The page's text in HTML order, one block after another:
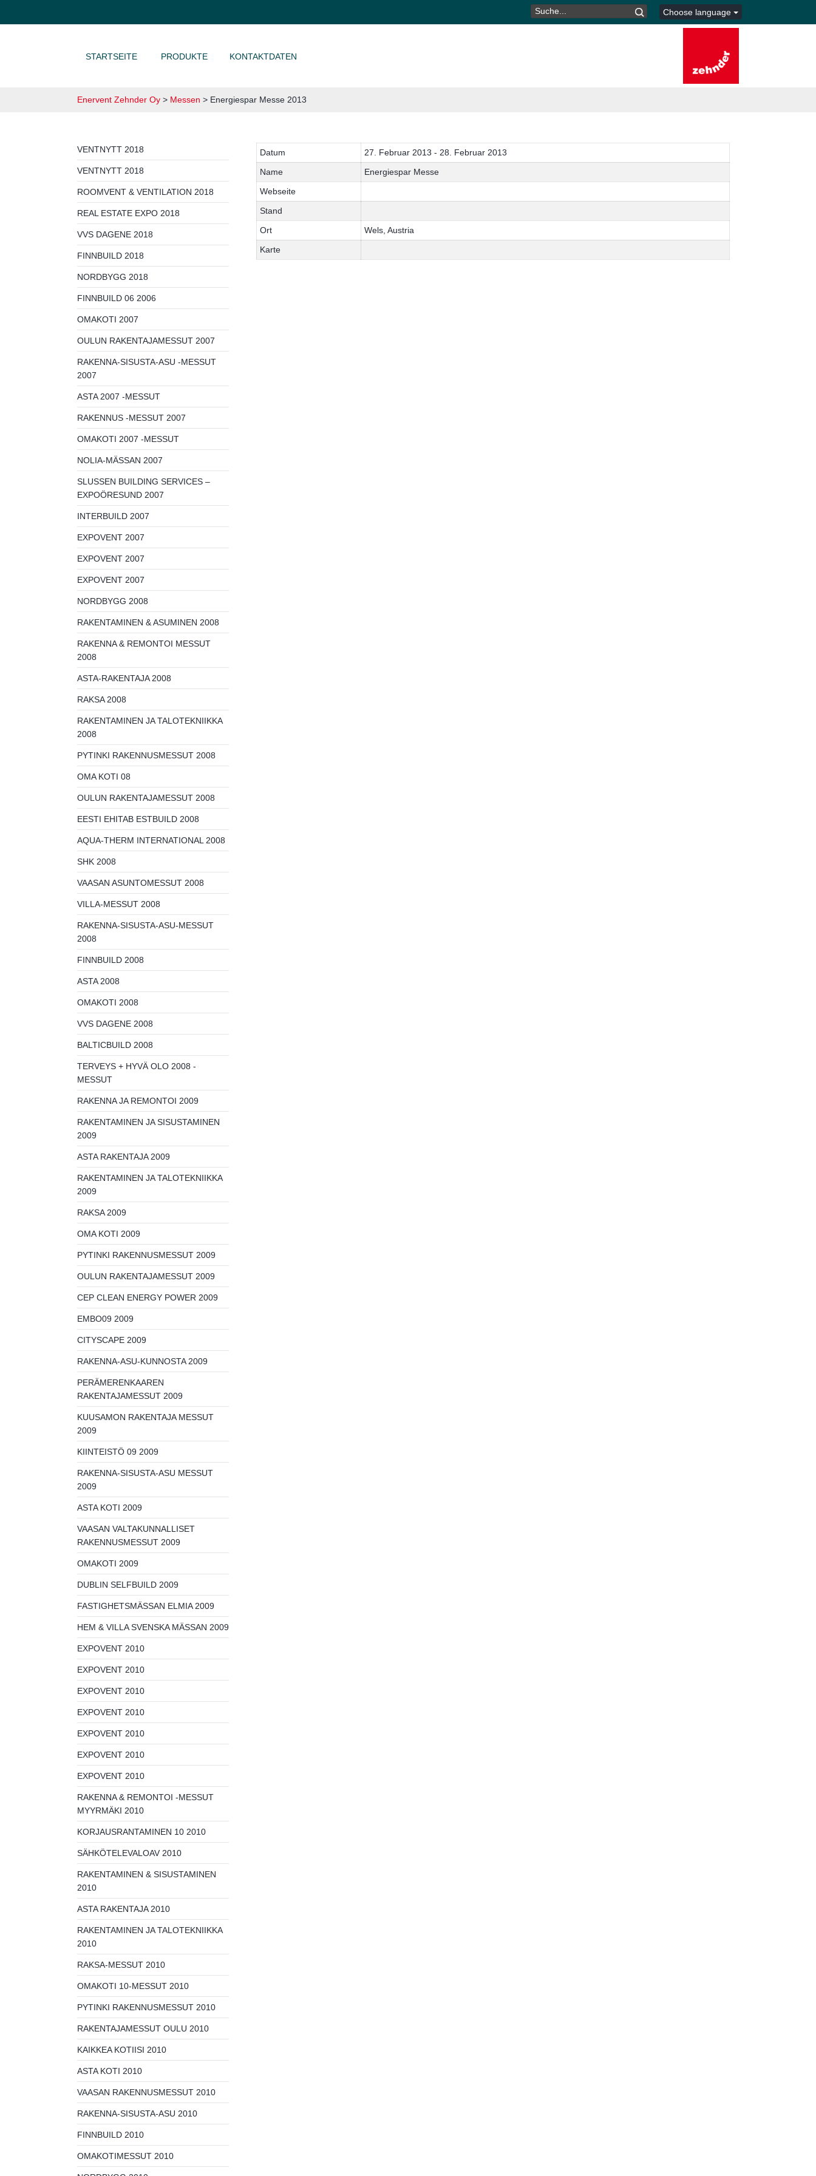
SUCHEN
NACH:
Choose language
STARTSEITE PRODUKTE KONTAKTDATEN
Enervent Zehnder Oy > Messen > Energiespar Messe 2013
VENTNYTT 2018
VENTNYTT 2018
ROOMVENT & VENTILATION 2018
REAL ESTATE EXPO 2018
VVS DAGENE 2018
FINNBUILD 2018
NORDBYGG 2018
FINNBUILD 06 2006
OMAKOTI 2007
OULUN RAKENTAJAMESSUT 2007
RAKENNA-SISUSTA-ASU -MESSUT
2007
ASTA 2007 -MESSUT
RAKENNUS -MESSUT 2007
OMAKOTI 2007 -MESSUT
NOLIA-MÄSSAN 2007
SLUSSEN BUILDING SERVICES –
EXPOÖRESUND 2007
INTERBUILD 2007
EXPOVENT 2007
EXPOVENT 2007
EXPOVENT 2007
NORDBYGG 2008
RAKENTAMINEN & ASUMINEN 2008
RAKENNA & REMONTOI MESSUT
2008
ASTA-RAKENTAJA 2008
RAKSA 2008
RAKENTAMINEN JA TALOTEKNIIKKA
2008
PYTINKI RAKENNUSMESSUT 2008
OMA KOTI 08
OULUN RAKENTAJAMESSUT 2008
EESTI EHITAB ESTBUILD 2008
AQUA-THERM INTERNATIONAL 2008
SHK 2008
VAASAN ASUNTOMESSUT 2008
VILLA-MESSUT 2008
RAKENNA-SISUSTA-ASU-MESSUT
2008
FINNBUILD 2008
ASTA 2008
OMAKOTI 2008
VVS DAGENE 2008
BALTICBUILD 2008
TERVEYS + HYVÄ OLO 2008 -
MESSUT
RAKENNA JA REMONTOI 2009
RAKENTAMINEN JA SISUSTAMINEN
2009
ASTA RAKENTAJA 2009
RAKENTAMINEN JA TALOTEKNIIKKA
2009
RAKSA 2009
OMA KOTI 2009
PYTINKI RAKENNUSMESSUT 2009
OULUN RAKENTAJAMESSUT 2009
CEP CLEAN ENERGY POWER 2009
EMBO09 2009
CITYSCAPE 2009
RAKENNA-ASU-KUNNOSTA 2009
PERÄMERENKAAREN
RAKENTAJAMESSUT 2009
KUUSAMON RAKENTAJA MESSUT
2009
KIINTEISTÖ 09 2009
RAKENNA-SISUSTA-ASU MESSUT
2009
ASTA KOTI 2009
VAASAN VALTAKUNNALLISET
RAKENNUSMESSUT 2009
OMAKOTI 2009
DUBLIN SELFBUILD 2009
FASTIGHETSMÄSSAN ELMIA 2009
HEM & VILLA SVENSKA MÄSSAN 2009
EXPOVENT 2010
EXPOVENT 2010
EXPOVENT 2010
EXPOVENT 2010
EXPOVENT 2010
EXPOVENT 2010
EXPOVENT 2010
RAKENNA & REMONTOI -MESSUT
MYYRMÄKI 2010
KORJAUSRANTAMINEN 10 2010
SÄHKÖTELEVALOAV 2010
RAKENTAMINEN & SISUSTAMINEN
2010
ASTA RAKENTAJA 2010
RAKENTAMINEN JA TALOTEKNIIKKA
2010
RAKSA-MESSUT 2010
OMAKOTI 10-MESSUT 2010
PYTINKI RAKENNUSMESSUT 2010
RAKENTAJAMESSUT OULU 2010
KAIKKEA KOTIISI 2010
ASTA KOTI 2010
VAASAN RAKENNUSMESSUT 2010
RAKENNA-SISUSTA-ASU 2010
FINNBUILD 2010
OMAKOTIMESSUT 2010
Datum
27. Februar 2013 - 28. Februar 2013
Name
Energiespar Messe
Webseite
Stand
Ort
Wels, Austria
Karte